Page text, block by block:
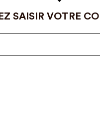
SAISIR VOTRE